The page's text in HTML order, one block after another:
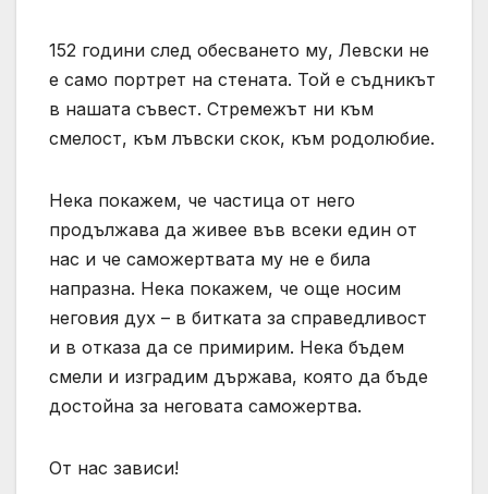
152 години след обесването му, Левски не
е само портрет на стената. Той е съдникът
в нашата съвест. Стремежът ни към
смелост, към лъвски скок, към родолюбие.
Нека покажем, че частица от него
продължава да живее във всеки един от
нас и че саможертвата му не е била
напразна. Нека покажем, че още носим
неговия дух – в битката за справедливост
и в отказа да се примирим. Нека бъдем
смели и изградим държава, която да бъде
достойна за неговата саможертва.
От нас зависи!